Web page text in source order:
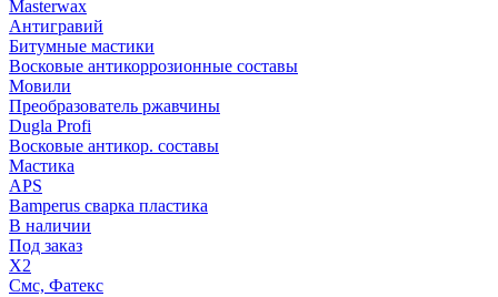
Masterwax
Антигравий
Битумные мастики
Восковые антикоррозионные составы
Мовили
Преобразователь ржавчины
Dugla Profi
Восковые антикор. составы
Мастика
APS
Bamperus сварка пластика
В наличии
Под заказ
X2
Смс, Фатекс